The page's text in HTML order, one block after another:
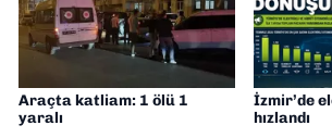
Araçta katliam: 1 ölü 1
yaralı
İzmir’de
hızlandı